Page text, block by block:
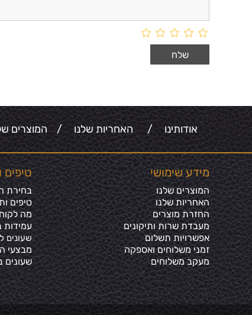
אודותינו /האחריות שלנו /המוצרים
מידע שימושי
המוצרים שלנו
האחריות שלנו
החזרת מוצרים
מעבדת שרות ותיקונים
אפשרויות תשלום
זמני משלוחים ואספקה
מעקב משלוחים
טיפים
בחירת
טיפים
מה
עמידות
שעונים
מבצעי
שעונים